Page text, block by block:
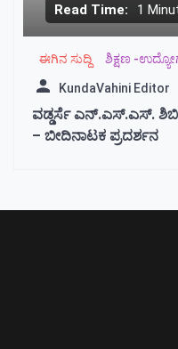
Read Time: 1
ಈಗಿನ ಸುದ್ದಿ ಶಿಕ್ಷಣ -
KundaVahini Editor
ವಡ್ಡರ್ಸೆ ಎನ್.ಎಸ್.ಎಸ್. ಶಿಬಿರ: “ಪರಿಸರ
– ಬೀದಿನಾಟಕ ಪ್ರದರ್ಶನ